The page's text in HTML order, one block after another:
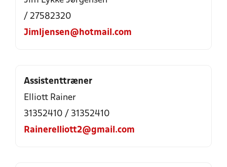
/ 27582320
Jimljensen@hotmail.com
Assistenttræner
Elliott Rainer
31352410 / 31352410
Rainerelliott2@gmail.com